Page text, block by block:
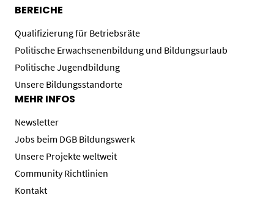
BEREICHE
Qualifizierung für Betriebsräte
Politische Erwachsenenbildung und Bildungsurlaub
Politische Jugendbildung
Unsere Bildungsstandorte
MEHR INFOS
Newsletter
Jobs beim DGB Bildungswerk
Unsere Projekte weltweit
Community Richtlinien
Kontakt